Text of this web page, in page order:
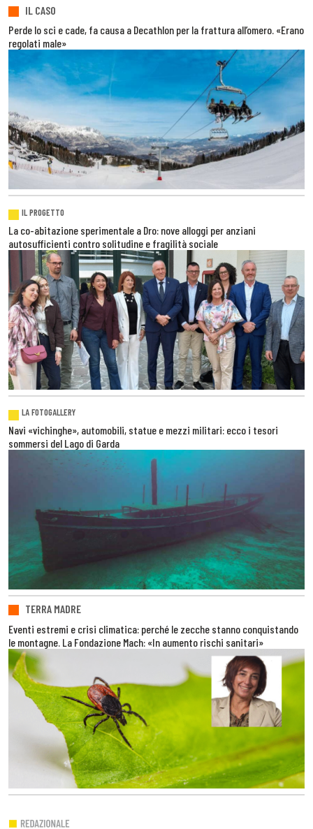
IL CASO
Perde lo sci e cade, fa causa a Decathlon per la frattura all’omero. «Erano
regolati male»
IL PROGETTO
La co-abitazione sperimentale a Dro: nove alloggi per anziani
autosufficienti contro solitudine e fragilità sociale
LA FOTOGALLERY
Navi «vichinghe», automobili, statue e mezzi militari: ecco i tesori
sommersi del Lago di Garda
TERRA MADRE
Eventi estremi e crisi climatica: perché le zecche stanno conquistando
le montagne. La Fondazione Mach: «In aumento rischi sanitari»